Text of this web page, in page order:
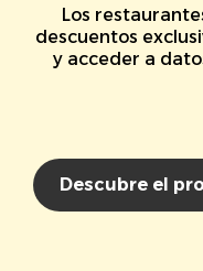
Los
descuentos
y acceder a
Descubre el